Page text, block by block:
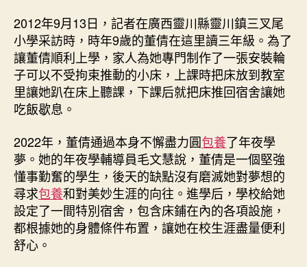
2012年9月13日，記者在廣西靈川縣靈川鎮三叉尾
小學采訪時，時年9歲的董倩在這里讀三年級。為了
讓董倩順利上學，家人為她專門制作了一張安裝輪
子可以不受拘束推動的小床，上課時把床放到教室
里讓她趴在床上聽課，下課后就把床推回宿舍讓她
吃飯歇息。
2022年，董倩通過本身不懈盡力圓包養了年夜學
夢。她的年夜學輔導員毛文慧說，董倩是一個堅強
懂事勤奮的學生，後天的缺點沒有磨滅她對夢想的
尋求包養和對美妙生涯的向往。進學后，學校給她
設定了一間特別宿舍，包含床鋪在內的各項設施，
都根據她的身體條件布置，讓她在校生涯盡量便利
舒心。